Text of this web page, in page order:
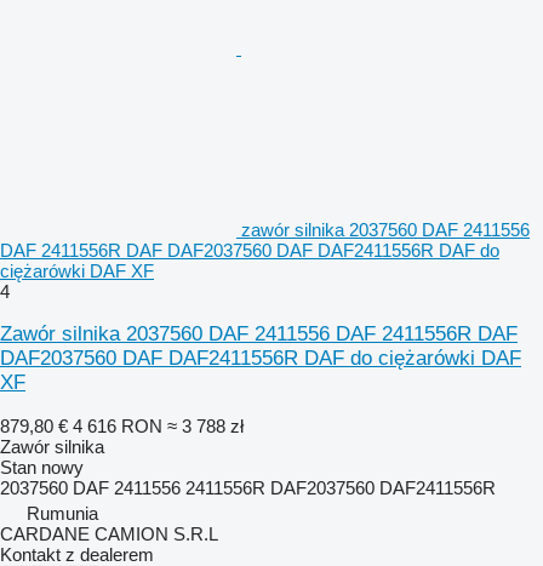
zawór silnika 2037560 DAF 2411556
DAF 2411556R DAF DAF2037560 DAF DAF2411556R DAF do
ciężarówki DAF XF
4
Zawór silnika 2037560 DAF 2411556 DAF 2411556R DAF
DAF2037560 DAF DAF2411556R DAF do ciężarówki DAF
XF
879,80 € 4 616 RON ≈ 3 788 zł
Zawór silnika
Stan nowy
2037560 DAF 2411556 2411556R DAF2037560 DAF2411556R
Rumunia
CARDANE CAMION S.R.L
Kontakt z dealerem